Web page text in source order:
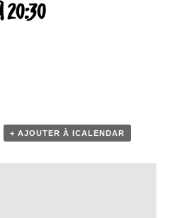
20:30
+ AJOUTER À ICALENDAR